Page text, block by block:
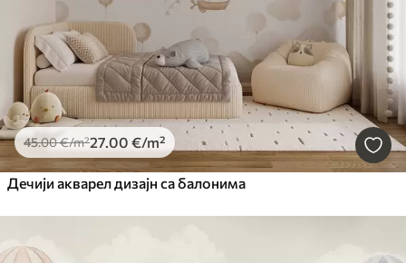
45.00€/m²27.00 €/m²
Дечији акварел дизајн са балонима